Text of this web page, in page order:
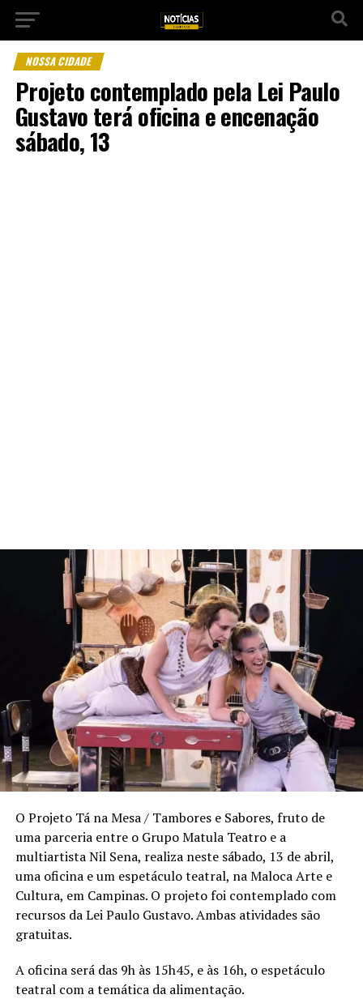
NOSSA CIDADE
Projeto contemplado pela Lei Paulo
Gustavo terá oficina e encenação
sábado, 13
O Projeto Tá na Mesa / Tambores e Sabores, fruto de
uma parceria entre o Grupo Matula Teatro e a
multiartista Nil Sena, realiza neste sábado, 13 de abril,
uma oficina e um espetáculo teatral, na Maloca Arte e
Cultura, em Campinas. O projeto foi contemplado com
recursos da Lei Paulo Gustavo. Ambas atividades são
gratuitas.
A oficina será das 9h às 15h45, e às 16h, o espetáculo
teatral com a temática da alimentação.